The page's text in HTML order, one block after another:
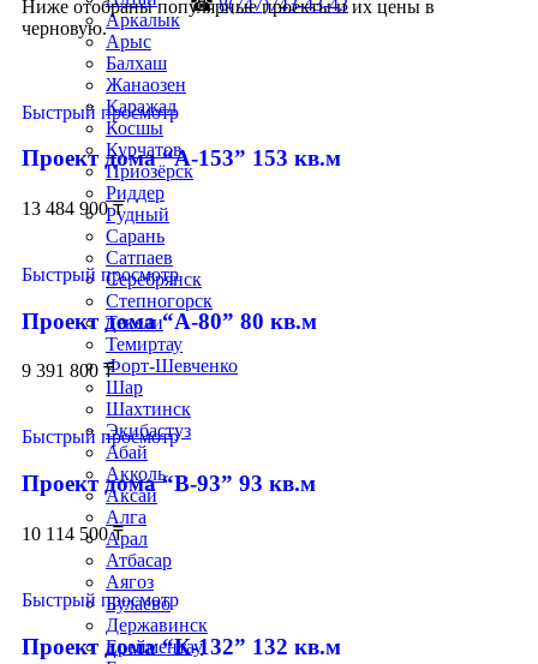
Аркалык
Арыс
Балхаш
Жанаозен
Каражал
Косшы
Курчатов
Приозёрск
Риддер
Рудный
Сарань
Сатпаев
Серебрянск
Степногорск
Текели
Темиртау
Форт-Шевченко
Шар
Шахтинск
Экибастуз
Абай
Акколь
Аксай
Алга
Арал
Атбасар
Аягоз
Булаево
Державинск
Ерейментау
☎8(747)743-43-43
Ниже отобраны популярные проекты и их цены в
черновую.
Быстрый просмотр
Проект дома “А-153” 153 кв.м
13 484 900₸
Быстрый просмотр
Проект дома “А-80” 80 кв.м
9 391 800 ₸
Быстрый просмотр
Проект дома “В-93” 93 кв.м
10 114 500₸
Быстрый просмотр
Проект дома “К-132” 132 кв.м